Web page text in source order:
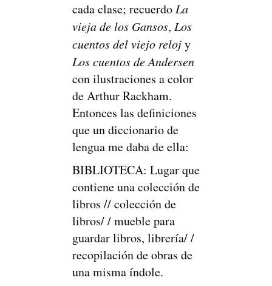
cada clase; recuerdo La
vieja de los Gansos, Los
cuentos del viejo relojy
Los cuentos de Andersen
con ilustraciones a color
de Arthur Rackham.
Entonces las definiciones
que un diccionario de
lengua me daba de ella:
BIBLIOTECA: Lugar que
contiene una colección de
libros // colección de
libros/ / mueble para
guardar libros, librería/ /
recopilación de obras de
una misma índole.